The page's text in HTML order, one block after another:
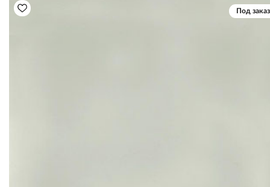
Под заказ